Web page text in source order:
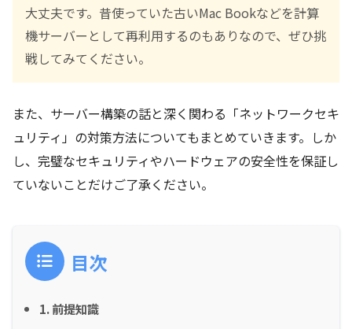
大丈夫です。昔使っていた古いMac Bookなどを計算
機サーバーとして再利用するのもありなので、ぜひ挑
戦してみてください。
また、サーバー構築の話と深く関わる「ネットワークセキ
ュリティ」の対策方法についてもまとめていきます。しか
し、完璧なセキュリティやハードウェアの安全性を保証し
ていないことだけご了承ください。
目次
1. 前提知識